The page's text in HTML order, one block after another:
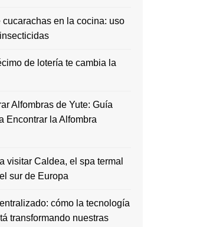
cucarachas en la cocina: uso
de lotería te cambia la
Alfombras de Yute: Guía
Encontrar la Alfombra
visitar Caldea, el spa termal
sur de Europa
cómo la tecnología
transformando nuestras